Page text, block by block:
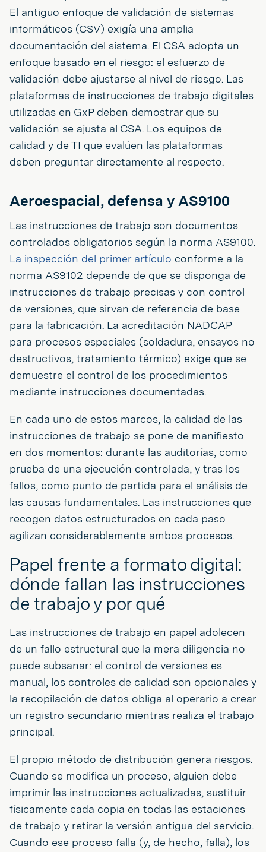
El antiguo enfoque de validación de sistemas
informáticos (CSV) exigía una amplia
documentación del sistema. El CSA adopta un
enfoque basado en el riesgo: el esfuerzo de
validación debe ajustarse al nivel de riesgo. Las
plataformas de instrucciones de trabajo digitales
utilizadas en GxP deben demostrar que su
validación se ajusta al CSA. Los equipos de
calidad y de TI que evalúen las plataformas
deben preguntar directamente al respecto.
Aeroespacial, defensa y AS9100
Las instrucciones de trabajo son documentos
controlados obligatorios según la norma AS9100.
La inspección del primer artículo conforme a la
norma AS9102 depende de que se disponga de
instrucciones de trabajo precisas y con control
de versiones, que sirvan de referencia de base
para la fabricación. La acreditación NADCAP
para procesos especiales (soldadura, ensayos no
destructivos, tratamiento térmico) exige que se
demuestre el control de los procedimientos
mediante instrucciones documentadas.
En cada uno de estos marcos, la calidad de las
instrucciones de trabajo se pone de manifiesto
en dos momentos: durante las auditorías, como
prueba de una ejecución controlada, y tras los
fallos, como punto de partida para el análisis de
las causas fundamentales. Las instrucciones que
recogen datos estructurados en cada paso
agilizan considerablemente ambos procesos.
Papel frente a formato digital:
dónde fallan las instrucciones
de trabajo y por qué
Las instrucciones de trabajo en papel adolecen
de un fallo estructural que la mera diligencia no
puede subsanar: el control de versiones es
manual, los controles de calidad son opcionales y
la recopilación de datos obliga al operario a crear
un registro secundario mientras realiza el trabajo
principal.
El propio método de distribución genera riesgos.
Cuando se modifica un proceso, alguien debe
imprimir las instrucciones actualizadas, sustituir
físicamente cada copia en todas las estaciones
de trabajo y retirar la versión antigua del servicio.
Cuando ese proceso falla (y, de hecho, falla), los